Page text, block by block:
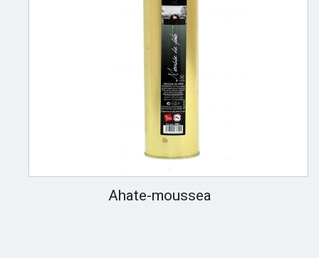
Ahate-moussea